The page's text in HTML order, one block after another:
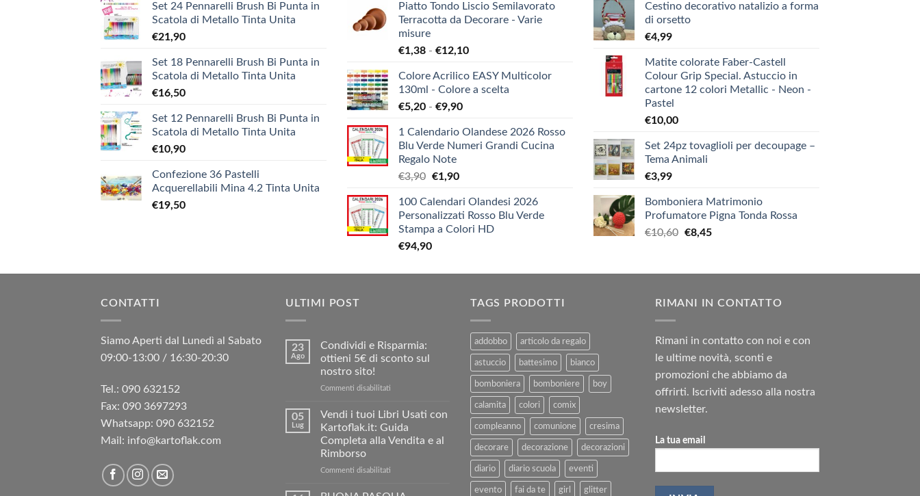
Set 24 Pennarelli Brush Bi Punta in
Scatola di Metallo Tinta Unita
€21,90
Set 18 Pennarelli Brush Bi Punta in
Scatola di Metallo Tinta Unita
€16,50
Set 12 Pennarelli Brush Bi Punta in
Scatola di Metallo Tinta Unita
€10,90
Confezione 36 Pastelli
Acquerellabili Mina 4.2 Tinta Unita
€19,50
Piatto Tondo Liscio Semilavorato
Terracotta da Decorare - Varie
misure
€1,38 - €12,10Fascia
prezzo:
da
€12,10
Colore Acrilico EASY Multicolor
130ml - Colore a scelta
€5,20 - €9,90Fascia
prezzo:
da
1 Calendario Olandese 2026 Rosso
Blu Verde Numeri Grandi Cucina
Regalo Note
€3,90 Il
originale
era:
€3,90.
€1,90Il
attuale
è:
€1,90.
100 Calendari Olandesi 2026
Personalizzati Rosso Blu Verde
Stampa a Colori HD
€94,90
Cestino decorativo natalizio a forma
di orsetto
€4,99
Matite colorate Faber-Castell
Colour Grip Special. Astuccio in
cartone 12 colori Metallic - Neon -
Pastel
€10,00
Set 24pz tovaglioli per decoupage –
Tema Animali
€3,99
Bomboniera Matrimonio
Profumatore Pigna Tonda Rossa
€10,60 Il
era:
€8,45Il
è:
CONTATTI
Siamo Aperti dal Lunedì al Sabato
09:00-13:00 / 16:30-20:30
Tel.: 090 632152
Fax: 090 3697293‬
Whatsapp: 090 632152
Mail: info@kartoflak.com
ULTIMI POST
23
Ago
Condividi e Risparmia:
ottieni 5€ di sconto sul
nostro sito!
Commenti disabilitati
Risparmia:
5€
nostro
05
Lug
Vendi i tuoi Libri Usati con
Kartoflak.it: Guida
Completa alla Vendita e al
Rimborso
Commenti disabilitati
i
TAGS PRODOTTI
addobbo articolo da regalo
astuccio battesimo bianco
bomboniera bomboniere boy
calamita colori comix
compleanno comunione cresima
decorare decorazione decorazioni
diario diario scuola eventi
evento fai da te girl glitter
RIMANI IN CONTATTO
Rimani in contatto con noi e con
le ultime novità, sconti e
promozioni che abbiamo da
offrirti. Iscriviti adesso alla nostra
newsletter.
La tua email